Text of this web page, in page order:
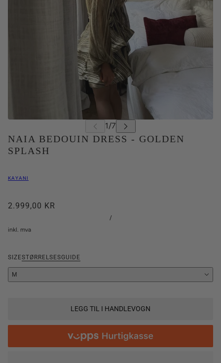
NAIA BEDOUIN DRESS - GOLDEN
SPLASH
KAYANI
2.999,00 KR
/
inkl. mva
SIZESTØRRELSESGUIDE
M
LEGG TIL I HANDLEVOGN